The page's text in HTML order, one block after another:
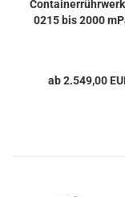
0215 bis 2000
ab 2.549,00